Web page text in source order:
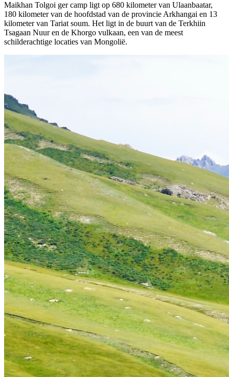
Maikhan Tolgoi ger camp ligt op 680 kilometer van Ulaanbaatar,
180 kilometer van de hoofdstad van de provincie Arkhangai en 13
kilometer van Tariat soum. Het ligt in de buurt van de Terkhiin
Tsagaan Nuur en de Khorgo vulkaan, een van de meest
schilderachtige locaties van Mongolië.